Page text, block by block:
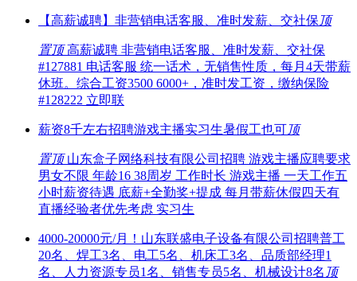
【高薪诚聘】非营销电话客服、准时发薪、交社保 顶
置顶高薪诚聘 非营销电话客服、准时发薪、交社保
#127881 电话客服 统一话术，无销售性质，每月4天带薪
休班。综合工资3500 6000+，准时发工资，缴纳保险
#128222 立即联
薪资8千左右招聘游戏主播实习生暑假工也可顶
置顶山东盒子网络科技有限公司招聘 游戏主播应聘要求
男女不限 年龄16 38周岁 工作时长 游戏主播 一天工作五
小时薪资待遇 底薪+全勤奖+提成 每月带薪休假四天有
直播经验者优先考虑 实习生
4000-20000元/月！山东联盛电子设备有限公司招聘普工
20名、焊工3名、电工5名、机床工3名、品质部经理1
名、人力资源专员1名、销售专员5名、机械设计8名 顶